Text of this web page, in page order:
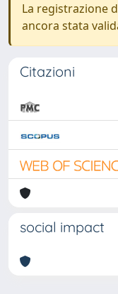
La registrazione
ancora stata
Citazioni
social impact